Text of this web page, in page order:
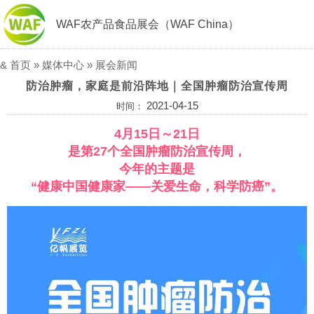
WAF农产品食品展会（WAF China）
& 首页 » 媒体中心 » 展会新闻
防治肿瘤，家庭是前沿阵地｜全国肿瘤防治宣传周
时间： 2021-04-15
4月15日～21日
是第27个全国肿瘤防治宣传周，
今年的主题是
“健康中国健康家——关爱生命，科学防癌”。